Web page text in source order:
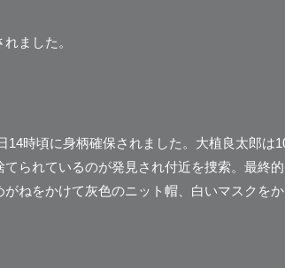
ました。
14時頃に身柄確保されました。大植良太郎
られているのが発見され付近を捜索。最終
ねをかけて灰色のニット帽、白いマスクをか